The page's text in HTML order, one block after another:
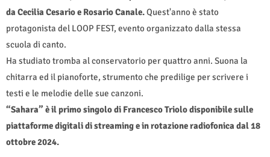
da Cecilia Cesario e Rosario Canale.Quest'anno è stato
protagonista del LOOP FEST, evento organizzato dalla stessa
scuola di canto.
Ha studiato tromba al conservatorio per quattro anni. Suona la
chitarra ed il pianoforte, strumento che predilige per scrivere i
testi e le melodie delle sue canzoni.
“Sahara” è il primo singolo di Francesco Triolo disponibile sulle
piattaforme digitali di streaming e in rotazione radiofonica dal 18
ottobre 2024.